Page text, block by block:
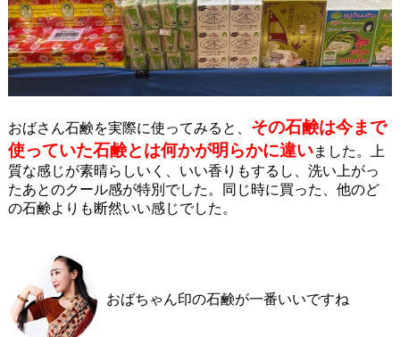
おばさん石鹸を実際に使ってみると、 その石鹸は今まで
使っていた石鹸とは何かが明らかに違いました。上
質な感じが素晴らしいく、いい香りもするし、洗い上がっ
たあとのクール感が特別でした。同じ時に買った、他のど
の石鹸よりも断然いい感じでした。
おばちゃん印の石鹸が一番いいですね